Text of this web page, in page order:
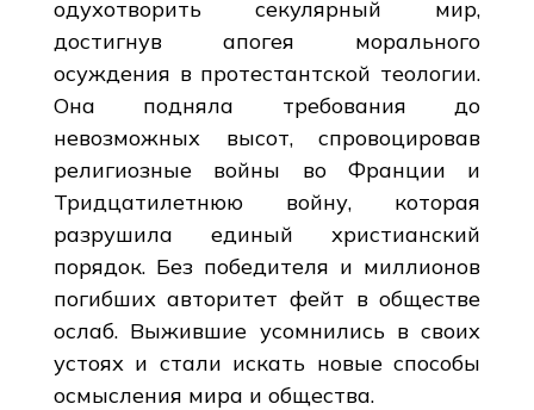
одухотворить секулярный мир,
достигнув апогея морального
осуждения в протестантской теологии.
Она подняла требования до
невозможных высот, спровоцировав
религиозные войны во Франции и
Тридцатилетнюю войну, которая
разрушила единый христианский
порядок. Без победителя и миллионов
погибших авторитет фейт в обществе
ослаб. Выжившие усомнились в своих
устоях и стали искать новые способы
осмысления мира и общества.